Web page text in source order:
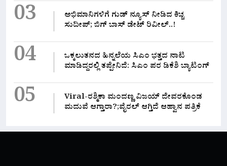
03
ಅಭಿಮಾನಿಗಳಿಗೆ ಗುಡ್ ನ್ಯೂಸ್ ನೀಡಿದ ಕಿಚ್ಚ
ಸುದೀಪ್; ಬಿಗ್ ಬಾಸ್ ಡೇಟ್ ರಿವೀಲ್..!
04
ಒಕ್ಕಲುತನದ ಹಿನ್ನಲೆಯ ಸಿಎಂ ಭತ್ತದ ನಾಟಿ
ಮಾಡಿದ್ದರಲ್ಲಿ‌ ತಪ್ಪೇನಿದೆ: ಸಿಎಂ ಪರ ಡಿಕೆಶಿ ಬ್ಯಾಟಿಂಗ್
05
Viral-ರಶ್ಮಿಕಾ ಮಂದಣ್ಣ ವಿಜಯ್ ದೇವರಕೊಂಡ
ಮದುವೆ ಆಗ್ತಾರಾ?;ವೈರಲ್ ಆಗ್ತಿದೆ ಆಹ್ವಾನ ಪತ್ರಿಕೆ